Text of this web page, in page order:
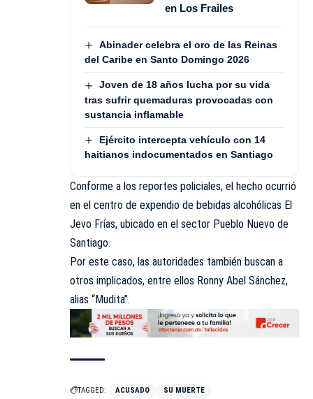
en Los Frailes
Abinader celebra el oro de las Reinas
del Caribe en Santo Domingo 2026
Joven de 18 años lucha por su vida
tras sufrir quemaduras provocadas con
sustancia inflamable
Ejército intercepta vehículo con 14
haitianos indocumentados en Santiago
Conforme a los reportes policiales, el hecho ocurrió
en el centro de expendio de bebidas alcohólicas El
Jevo Frías, ubicado en el sector Pueblo Nuevo de
Santiago.
Por este caso, las autoridades también buscan a
otros implicados, entre ellos Ronny Abel Sánchez,
alias “Mudita”.
TAGGED: ACUSADO SU MUERTE